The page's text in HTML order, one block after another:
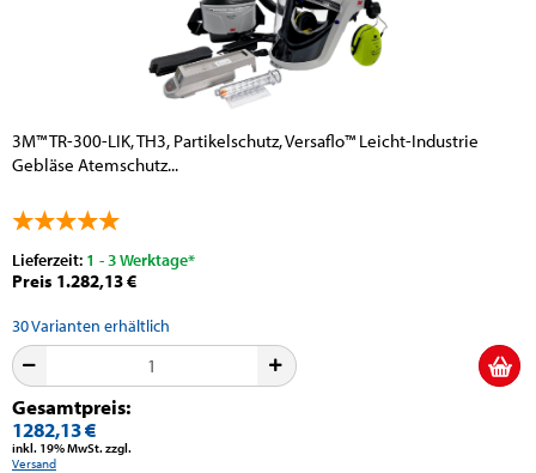
3M™ TR-300-LIK, TH3, Partikelschutz, Versaflo™ Leicht-Industrie
Gebläse Atemschutz...
Lieferzeit: 1 - 3 Werktage*
Preis 1.282,13 €
30Varianten erhältlich
Gesamtpreis:
1282,13 €
inkl. 19% MwSt. zzgl.
Versand